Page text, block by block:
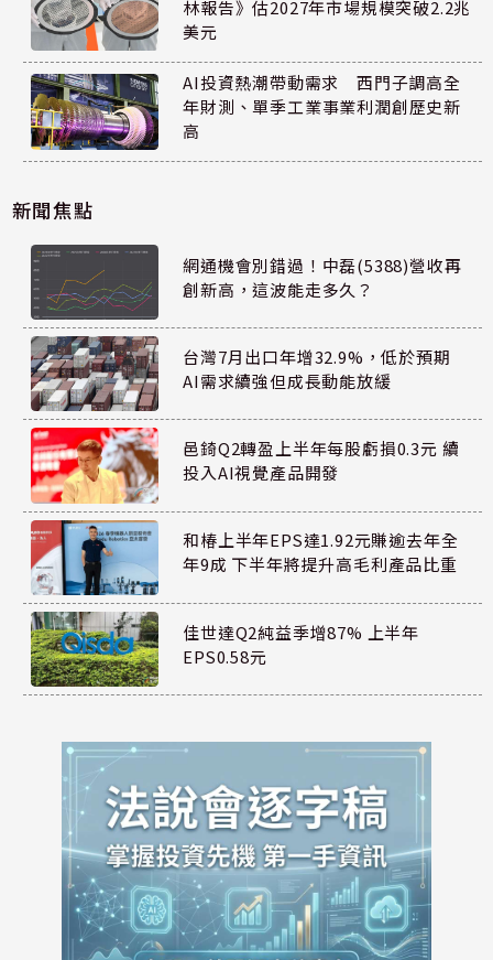
林報告》估2027年市場規模突破2.2兆
美元
AI投資熱潮帶動需求 西門子調高全
年財測、單季工業事業利潤創歷史新
高
新聞焦點
網通機會別錯過！中磊(5388)營收再
創新高，這波能走多久？
台灣7月出口年增32.9%，低於預期
AI需求續強但成長動能放緩
邑錡Q2轉盈上半年每股虧損0.3元 續
投入AI視覺產品開發
和椿上半年EPS達1.92元賺逾去年全
年9成 下半年將提升高毛利產品比重
佳世達Q2純益季增87% 上半年
EPS0.58元